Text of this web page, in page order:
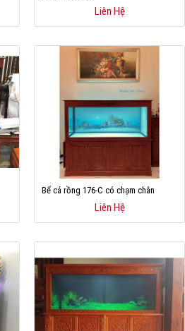
Liên Hệ
Bể cá rồng 176-C có chạm chân
Liên Hệ